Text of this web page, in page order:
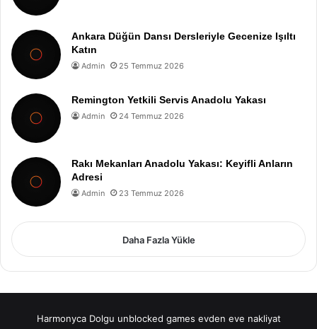
Ankara Düğün Dansı Dersleriyle Gecenize Işıltı
Katın
Admin 25 Temmuz 2026
Remington Yetkili Servis Anadolu Yakası
Admin 24 Temmuz 2026
Rakı Mekanları Anadolu Yakası: Keyifli Anların
Adresi
Admin 23 Temmuz 2026
Daha Fazla Yükle
Harmonyca Dolgu unblocked games evden eve nakliyat